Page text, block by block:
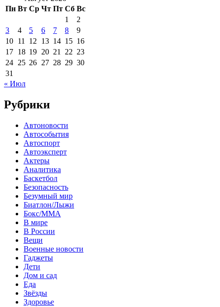
Пн Вт Ср Чт Пт Сб Вс
1
2
3
4 5 6 7 8
9
10 11 12 13 14 15 16
17 18 19 20 21 22 23
24 25 26 27 28 29 30
31
« Июл
Рубрики
Автоновости
Автособытия
Автоспорт
Автоэксперт
Актеры
Аналитика
Баскетбол
Безопасность
Безумный мир
Биатлон/Лыжи
Бокс/MMA
В мире
В России
Вещи
Военные новости
Гаджеты
Дети
Дом и сад
Еда
Звёзды
Здоровье